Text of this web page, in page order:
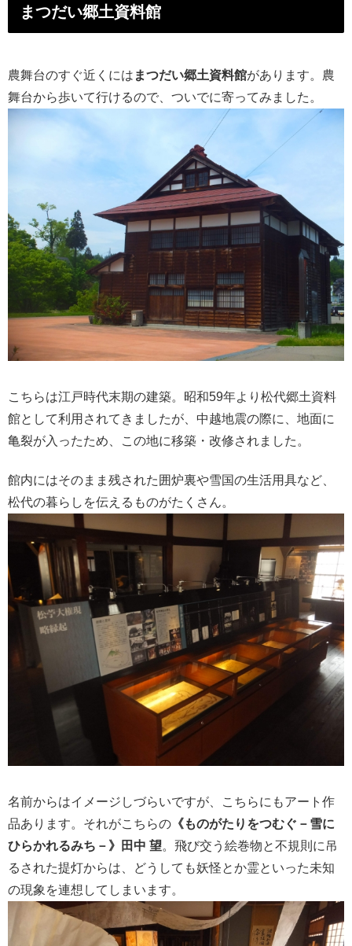
まつだい郷土資料館
農舞台のすぐ近くには まつだい郷土資料館があります。農
舞台から歩いて行けるので、ついでに寄ってみました。
こちらは江戸時代末期の建築。昭和59年より松代郷土資料
館として利用されてきましたが、中越地震の際に、地面に
亀裂が入ったため、この地に移築・改修されました。
館内にはそのまま残された囲炉裏や雪国の生活用具など、
松代の暮らしを伝えるものがたくさん。
名前からはイメージしづらいですが、こちらにもアート作
品あります。それがこちらの 《ものがたりをつむぐ－雪に
ひらかれるみち－》田中 望。飛び交う絵巻物と不規則に吊
るされた提灯からは、どうしても妖怪とか霊といった未知
の現象を連想してしまいます。